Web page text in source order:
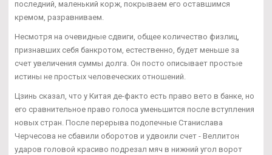
последний, маленький корж, покрываем его оставшимся
кремом, разравниваем.
Несмотря на очевидные сдвиги, общее количество физлиц,
признавших себя банкротом, естественно, будет меньше за
счет увеличения суммы долга. Он посто описывает простые
истины не простых человеческих отношений.
Цзинь сказал, что у Китая де-факто есть право вето в банке, но
его сравнительное право голоса уменьшится после вступления
новых стран. После перерыва подопечные Станислава
Черчесова не сбавили оборотов и удвоили счет - Веллитон
ударов головой красиво подрезал мяч в нижний угол ворот